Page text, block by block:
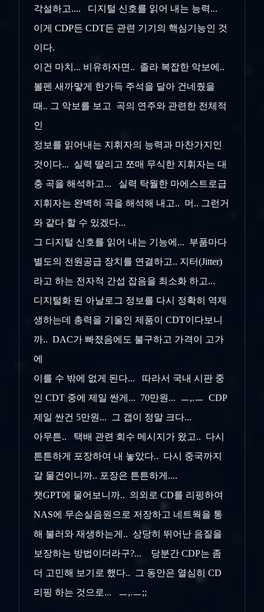
각설하고.... 디지털 신호를 읽어 내는 능력...
이게 CDP든 CDT든 관련 기기의 핵심기능인 것
이다.
이건 마치... 비유하자면.. 졸라 복잡한 악보에..
볼펜 새까맣게 한가득 주석을 달아 건네줬을
때.. 그 악보를 보고 곡의 연주와 관련한 전체적
인
정보를 읽어내는 지휘자의 능력과 마찬가지인
것이다... 실력 딸리고 쪼매 무식한 지휘자는 대
충 곡을 해석하고... 실력 탁월한 마에스트로급
지휘자는 완벽히 곡을 해석해 내고.. 머.. 그런거
와 같다 할 수 있겠다...
그 디지털 신호를 읽어 내는 기능에... 부품마다
별도의 전원공급 장치를 연결하고.. 지터(Jitter)
라고 하는 전자적 간섭 잡음을 최소화 하고...
디지털화 된 아날로그 정보를 다시 정확히 역재
생하는데 총력을 기울인 제품이 CDT이다보니
까.. DAC가 빠졌음에도 불구하고 가격이 고가
에
이를 수 밖에 없게 된다... 따라서 국내 시판 중
인 CDT 중에 제일 싼게... 70만원... ㅡ,.ㅡ CDP
제일 싼건 5만원... 그 갭이 정말 크다...
아무튼.. 택배 관련 회수 메시지가 왔고.. 다시
튼튼하게 포장하여 내 놓았다.. 다시 중국까지
갈 물건이니까.. 포장은 튼튼하게....
챗GPT에 물어보니까.. 의외로 CD를 리핑하여
NAS에 무손실음원으로 저장하고 네트웍을 통
해 불러와 재생하는게.. 상당히 뛰어난 음질을
보장하는 방법이더라구?... 당분간 CDP는 좀
더 고민해 보기로 했다.. 그 동안은 열심히 CD
리핑 하는 것으로... ㅡ,.ㅡ;;